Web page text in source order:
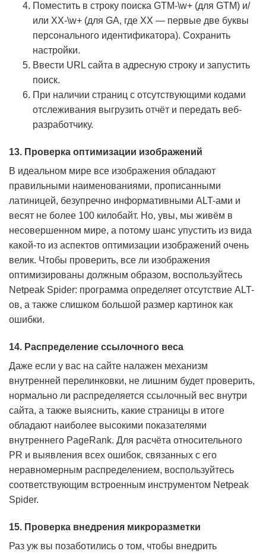
Поместить в строку поиска GTM-\w+ (для GTM) и/
или XX-\w+ (для GA, где XX — первые две буквы
персонального идентификатора). Сохранить
настройки.
Ввести URL сайта в адресную строку и запустить
поиск.
При наличии страниц с отсутствующими кодами
отслеживания выгрузить отчёт и передать веб-
разработчику.
13. Проверка оптимизации изображений
В идеальном мире все изображения обладают
правильными наименованиями, прописанными
латиницей, безупречно информативными ALT-ами и
весят не более 100 килобайт. Но, увы, мы живём в
несовершенном мире, а потому шанс упустить из вида
какой-то из аспектов оптимизации изображений очень
велик. Чтобы проверить, все ли изображения
оптимизированы должным образом, воспользуйтесь
Netpeak Spider: программа определяет отсутствие ALT-
ов, а также слишком большой размер картинок как
ошибки.
14. Распределение ссылочного веса
Даже если у вас на сайте налажен механизм
внутренней перелинковки, не лишним будет проверить,
нормально ли распределяется ссылочный вес внутри
сайта, а также выяснить, какие страницы в итоге
обладают наиболее высокими показателями
внутреннего PageRank. Для расчёта относительного
PR и выявления всех ошибок, связанных с его
неравномерным распределением, воспользуйтесь
соответствующим встроенным инструментом Netpeak
Spider.
15. Проверка внедрения микроразметки
Раз уж вы позаботились о том, чтобы внедрить